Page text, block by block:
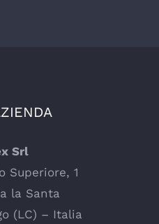
Srl
Superiore, 1
la Santa
(LC) – Italia